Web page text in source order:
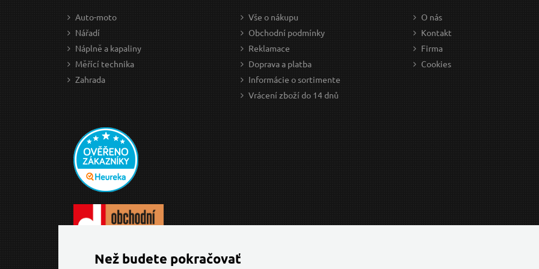
Auto-moto
Nářadí
Náplně a kapaliny
Měřící technika
Zahrada
Vše o nákupu
Obchodní podmínky
Reklamace
Doprava a platba
Informácie o sortimente
Vrácení zboží do 14 dnů
O nás
Kontakt
Firma
Cookies
Než budete pokračovať